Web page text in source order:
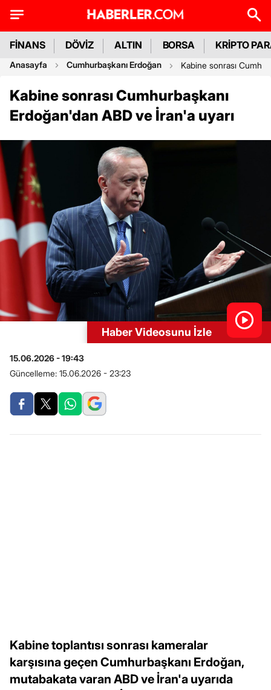
FİNANS DÖVİZ ALTIN BORSA KRİPTO
Anasayfa Cumhurbaşkanı Erdoğan Kabine sonrası
Kabine sonrası Cumhurbaşkanı
Erdoğan'dan ABD ve İran'a uyarı
Haber Videosunu İzle
15.06.2026 - 19:43
Güncelleme: 15.06.2026 - 23:23
Kabine toplantısı sonrası kameralar
karşısına geçen Cumhurbaşkanı Erdoğan,
mutabakata varan ABD ve İran'a uyarıda